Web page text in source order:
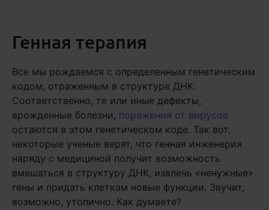
Генная терапия
Все мы рождаемся с определенным генетическим
кодом, отраженным в структуре ДНК.
Соответственно, те или иные дефекты,
врожденные болезни, поражения от вирусов
остаются в этом генетическом коде. Так вот,
некоторые ученые верят, что генная инженерия
наряду с медициной получит возможность
вмешаться в структуру ДНК, извлечь «ненужные»
гены и придать клеткам новые функции. Звучит,
возможно, утопично. Как думаете?